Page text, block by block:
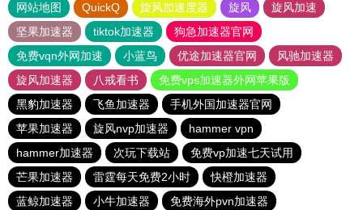
网站地图 QuickQ 旋风加速度器 旋风
旋风加速
坚果加速器
tiktok加速器
狗急加速器官网
免费vqn外网加速
小蓝鸟 优途加速器官网
风驰加速器
旋风加速器
八戒看书
免费vps加速器外网苹果版
黑豹加速器
飞鱼加速器
手机外国加速器官网
苹果加速器
旋风nvp加速器
hammer vpn
hammer加速器
次玩下载站
免费vp加速七天试用
芒果加速器
雷霆每天免费2小时
快橙加速器
蓝鲸加速器
小牛加速器
免费海外pvn加速器